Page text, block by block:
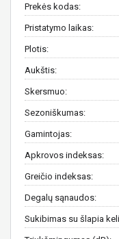
Prekės kodas:
Pristatymo laikas:
Plotis:
Aukštis:
Skersmuo:
Sezoniškumas:
Gamintojas:
Apkrovos indeksas:
Greičio indeksas:
Degalų sąnaudos:
Sukibimas su šlapia